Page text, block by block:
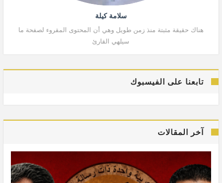
سلامة كيلة
هناك حقيقة مثبتة منذ زمن طويل وهي أن المحتوى المقروء لصفحة ما
سيلهي القارئ
تابعنا على الفيسبوك
آخر المقالات